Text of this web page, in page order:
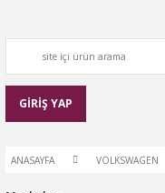
GİRİŞ YAP
ANASAYFA VOLKSWAGEN